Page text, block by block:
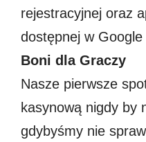
rejestracyjnej oraz
dostępnej w
Boni dla Graczy
Nasze pierwsze
kasynową nigdy by
gdybyśmy nie